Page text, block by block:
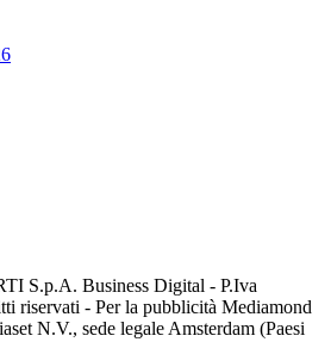
S.p.A. Business Digital - P.Iva
riservati - Per la pubblicità Mediamond
N.V., sede legale Amsterdam (Paesi